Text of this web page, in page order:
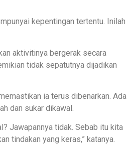
kepentingan tertentu. Inilah
aktivitinya bergerak secara
tidak sepatutnya dijadikan
ia terus dibenarkan. Ada
dan sukar dikawal.
Jawapannya tidak. Sebab itu kita
tindakan yang keras,” katanya.